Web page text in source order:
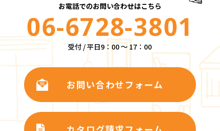
お電話でのお問い合わせはこちら
06-6728-3801
受付 / 平日9：00 ～ 17：00
お問い合わせフォーム